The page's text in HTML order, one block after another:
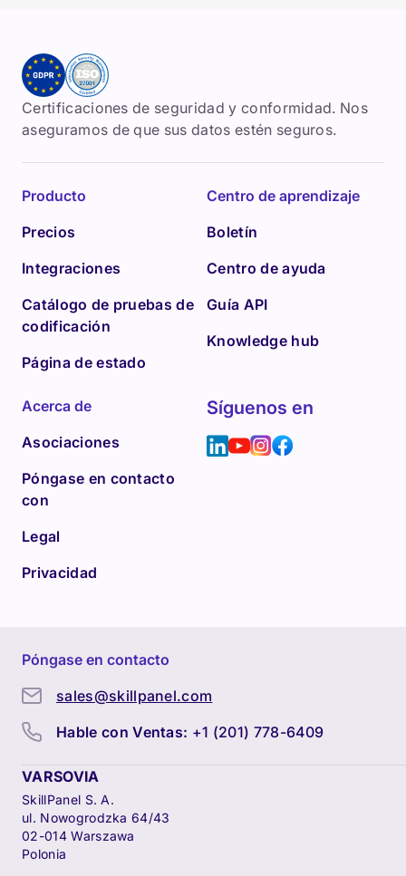
Certificaciones de seguridad y conformidad. Nos
aseguramos de que sus datos estén seguros.
Producto
Precios
Integraciones
Catálogo de pruebas de
codificación
Página de estado
Centro de aprendizaje
Boletín
Centro de ayuda
Guía API
Knowledge hub
Acerca de
Asociaciones
Póngase en contacto
con
Legal
Privacidad
Síguenos en
Póngase en contacto
sales@skillpanel.com
Hable con Ventas: +1 (201) 778-6409
VARSOVIA
SkillPanel S. A.
ul. Nowogrodzka 64/43
02-014 Warszawa
Polonia